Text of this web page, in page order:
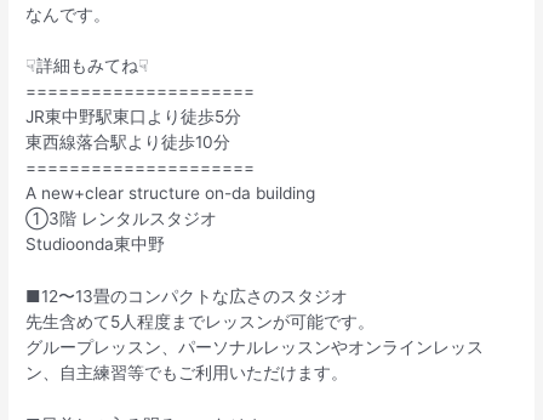
なんです。
☟詳細もみてね☟
=====================
JR東中野駅東口より徒歩5分
東西線落合駅より徒歩10分
=====================
A new+clear structure on-da building
①3階 レンタルスタジオ
Studioonda東中野
■12〜13畳のコンパクトな広さのスタジオ
先生含めて5人程度までレッスンが可能です。
グループレッスン、パーソナルレッスンやオンラインレッス
ン、自主練習等でもご利用いただけます。